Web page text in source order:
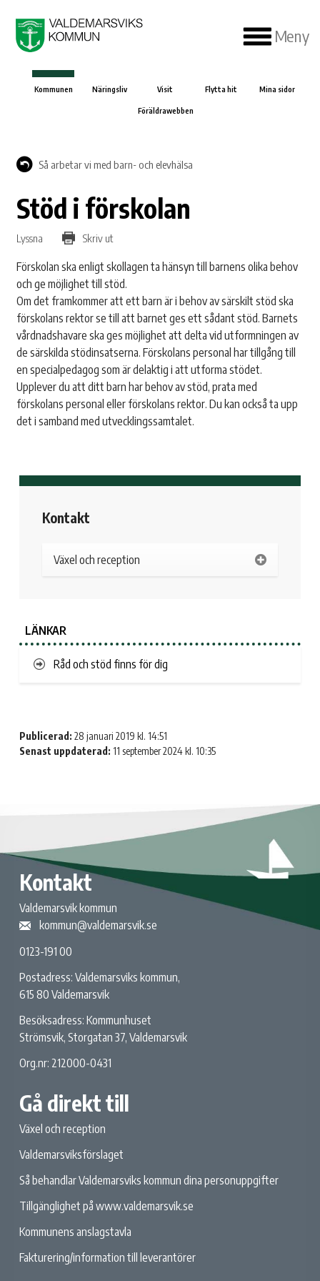
Meny
Kommunen Näringsliv Visit Flytta hit Mina sidor
Föräldrawebben
Så arbetar vi med barn- och elevhälsa
Kontakt
Växel och reception
LÄNKAR
Råd och stöd finns för dig
Stöd i förskolan
Lyssna Skriv ut
Förskolan ska enligt skollagen ta hänsyn till barnens olika behov
och ge möjlighet till stöd.
Om det framkommer att ett barn är i behov av särskilt stöd ska
förskolans rektor se till att barnet ges ett sådant stöd. Barnets
vårdnadshavare ska ges möjlighet att delta vid utformningen av
de särskilda stödinsatserna. Förskolans personal har tillgång till
en specialpedagog som är delaktig i att utforma stödet.
Upplever du att ditt barn har behov av stöd, prata med
förskolans personal eller förskolans rektor. Du kan också ta upp
det i samband med utvecklingssamtalet.
Publicerad: 28 januari 2019 kl. 14:51
Senast uppdaterad: 11 september 2024 kl. 10:35
Kontakt
Valdemarsvik kommun
kommun@valdemarsvik.se
0123-191 00
Postadress: Valdemarsviks kommun,
615 80 Valdemarsvik
Besöksadress: Kommunhuset
Strömsvik, Storgatan 37, Valdemarsvik
Org.nr: 212000-0431
Gå direkt till
Växel och reception
Valdemarsviksförslaget
Så behandlar Valdemarsviks kommun dina personuppgifter
Tillgänglighet på www.valdemarsvik.se
Kommunens anslagstavla
Fakturering/information till leverantörer